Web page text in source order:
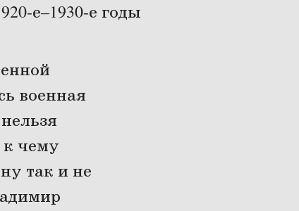
е–1930-е годы
военная
к чему
так и не